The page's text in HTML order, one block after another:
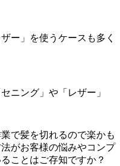
ー」を使うケースも多く
ニング」や「レザー」
で髪を切れるので楽かも
がお客様の悩みやコンプ
ことはご存知ですか？